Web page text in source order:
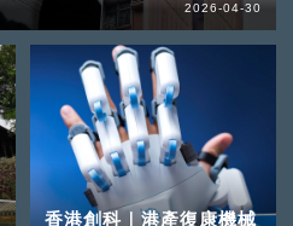
2026-04-30
香港創科｜港產復康機械